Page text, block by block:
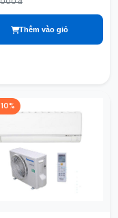
đ
Thêm vào giỏ